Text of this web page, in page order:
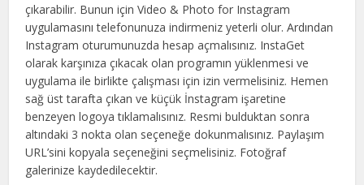
çıkarabilir. Bunun için Video & Photo for Instagram
uygulamasını telefonunuza indirmeniz yeterli olur. Ardından
Instagram oturumunuzda hesap açmalısınız. InstaGet
olarak karşınıza çıkacak olan programın yüklenmesi ve
uygulama ile birlikte çalışması için izin vermelisiniz. Hemen
sağ üst tarafta çıkan ve küçük İnstagram işaretine
benzeyen logoya tıklamalısınız. Resmi bulduktan sonra
altındaki 3 nokta olan seçeneğe dokunmalısınız. Paylaşım
URL’sini kopyala seçeneğini seçmelisiniz. Fotoğraf
galerinize kaydedilecektir.